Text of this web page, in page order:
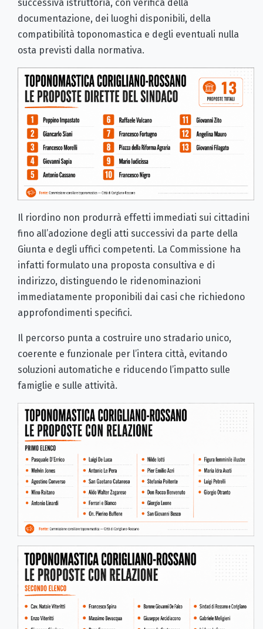
successiva istruttoria, con verifica della
documentazione, dei luoghi disponibili, della
compatibilità toponomastica e degli eventuali nulla
osta previsti dalla normativa.
Il riordino non produrrà effetti immediati sui cittadini
fino all’adozione degli atti successivi da parte della
Giunta e degli uffici competenti. La Commissione ha
infatti formulato una proposta consultiva e di
indirizzo, distinguendo le ridenominazioni
immediatamente proponibili dai casi che richiedono
approfondimenti specifici.
Il percorso punta a costruire uno stradario unico,
coerente e funzionale per l’intera città, evitando
soluzioni automatiche e riducendo l’impatto sulle
famiglie e sulle attività.